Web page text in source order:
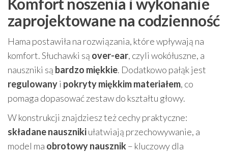
zaprojektowane na codzienność
Hama postawiła na rozwiązania, które wpływają na
komfort. Słuchawki są over-ear, czyli wokółuszne, a
nauszniki są bardzo miękkie. Dodatkowo pałąk jest
regulowanyi pokryty miękkim materiałem, co
pomaga dopasować zestaw do kształtu głowy.
W konstrukcji znajdziesz też cechy praktyczne:
składane nausznikiułatwiają przechowywanie, a
model ma obrotowy nausznik– kluczowy dla